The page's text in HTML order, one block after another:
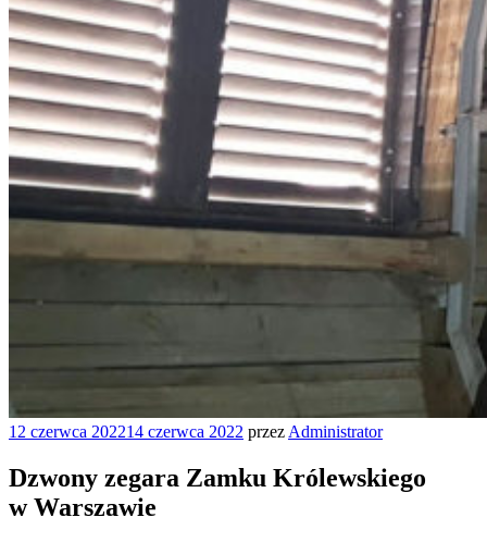
Opublikowane
12 czerwca 202214 czerwca 2022 przez Administrator
Dzwony zegara Zamku Królewskiego
w Warszawie